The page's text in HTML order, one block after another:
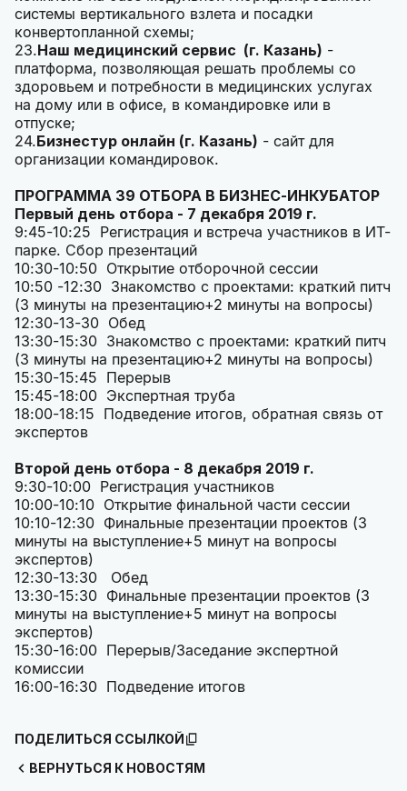
системы вертикального взлета и посадки
конвертопланной схемы;
23.Наш медицинский сервис (г. Казань) -
платформа, позволяющая решать проблемы со
здоровьем и потребности в медицинских услугах
на дому или в офисе, в командировке или в
отпуске;
24.Бизнестур онлайн (г. Казань) - сайт для
организации командировок.
ПРОГРАММА 39 ОТБОРА В БИЗНЕС-ИНКУБАТОР
Первый день отбора - 7 декабря 2019 г.
9:45-10:25 Регистрация и встреча участников в ИТ-
парке. Сбор презентаций
10:30-10:50 Открытие отборочной сессии
10:50 -12:30 Знакомство с проектами: краткий питч
(3 минуты на презентацию+2 минуты на вопросы)
12:30-13-30 Обед
13:30-15:30 Знакомство с проектами: краткий питч
(3 минуты на презентацию+2 минуты на вопросы)
15:30-15:45 Перерыв
15:45-18:00 Экспертная труба
18:00-18:15 Подведение итогов, обратная связь от
экспертов
Второй день отбора - 8 декабря 2019 г.
9:30-10:00 Регистрация участников
10:00-10:10 Открытие финальной части сессии
10:10-12:30 Финальные презентации проектов (3
минуты на выступление+5 минут на вопросы
экспертов)
12:30-13:30 Обед
13:30-15:30 Финальные презентации проектов (3
минуты на выступление+5 минут на вопросы
экспертов)
15:30-16:00 Перерыв/Заседание экспертной
комиссии
16:00-16:30 Подведение итогов
ВЕРНУТЬСЯ К НОВОСТЯМ
ПОДЕЛИТЬСЯ ССЫЛКОЙ